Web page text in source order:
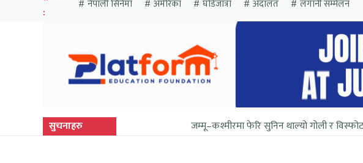
:
नेपाली सिनेमा अमेरिका घोडेजात्रा अदालत लगानी सम्मेलन
सुचनाहरु जम्मू–कश्मीरमा फेरि सुनिन थाल्यो गोली र विस्फोटका आवाज